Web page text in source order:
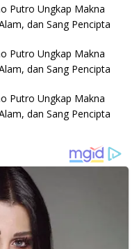
Putro Ungkap Makna
dan Sang Pencipta
Putro Ungkap Makna
dan Sang Pencipta
Putro Ungkap Makna
dan Sang Pencipta